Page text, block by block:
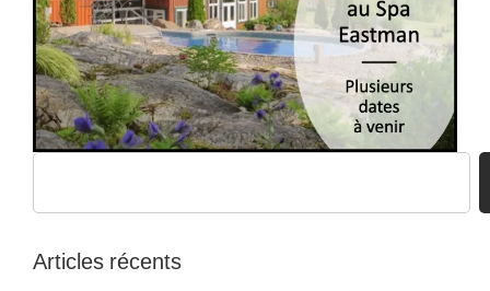
Articles récents